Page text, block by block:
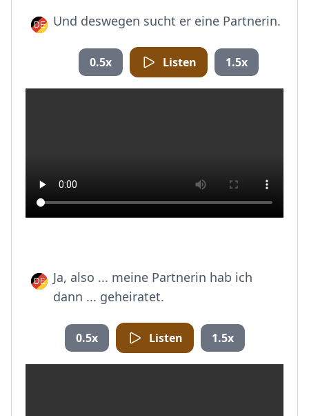
Und deswegen sucht er eine Partnerin.
0.5x Listen 1.5x
Ja, also ... meine Partnerin hab ich
dann ... geheiratet.
0.5x Listen 1.5x